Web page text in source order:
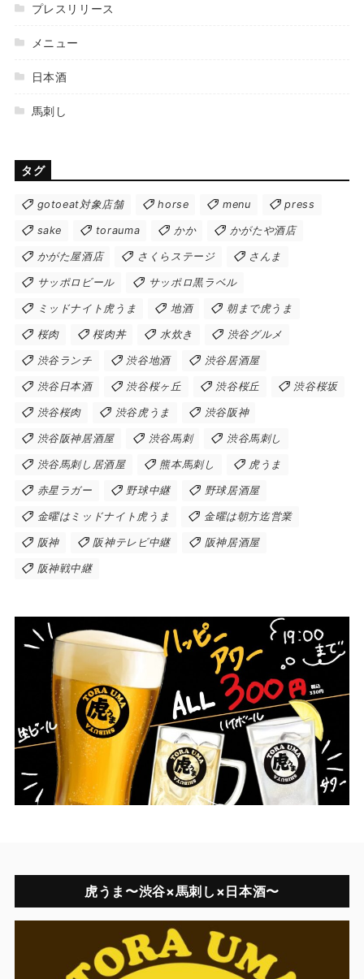
プレスリリース
メニュー
日本酒
馬刺し
タグ
gotoeat対象店舗 horse menu press
sake torauma かか かがたや酒店
かがた屋酒店 さくらステージ さんま
サッポロビール サッポロ黒ラベル
ミッドナイト虎うま 地酒 朝まで虎うま
桜肉 桜肉丼 水炊き 渋谷グルメ
渋谷ランチ 渋谷地酒 渋谷居酒屋
渋谷日本酒 渋谷桜ヶ丘 渋谷桜丘 渋谷桜坂
渋谷桜肉 渋谷虎うま 渋谷阪神
渋谷阪神居酒屋 渋谷馬刺 渋谷馬刺し
渋谷馬刺し居酒屋 熊本馬刺し 虎うま
赤星ラガー 野球中継 野球居酒屋
金曜はミッドナイト虎うま 金曜は朝方迄営業
阪神 阪神テレビ中継 阪神居酒屋
阪神戦中継
虎うま〜渋谷×馬刺し×日本酒〜